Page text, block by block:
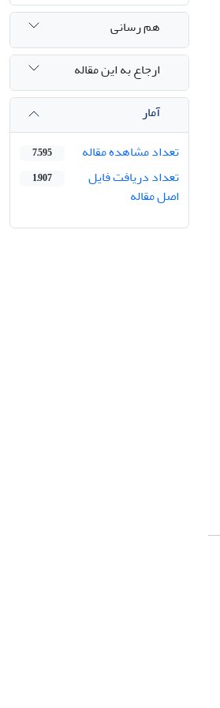
هم رسانی
ارجاع به این مقاله
آمار
تعداد مشاهده مقاله
7,595
تعداد دریافت فایل
اصل مقاله
1,907